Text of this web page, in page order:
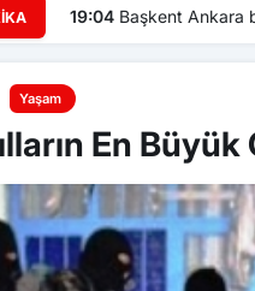
Yaşam
En